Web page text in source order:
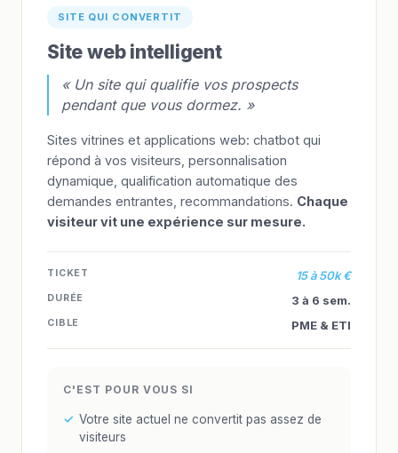
SITE QUI CONVERTIT
Site web intelligent
« Un site qui qualifie vos prospects
pendant que vous dormez. »
Sites vitrines et applications web: chatbot qui
répond à vos visiteurs, personnalisation
dynamique, qualification automatique des
demandes entrantes, recommandations. Chaque
visiteur vit une expérience sur mesure.
TICKET 15 à 50k €
DURÉE 3 à 6 sem.
CIBLE PME & ETI
C'EST POUR VOUS SI
Votre site actuel ne convertit pas assez de
visiteurs